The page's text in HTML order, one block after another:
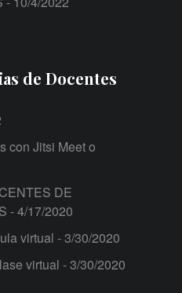
de Docentes
con Jitsi Meet o
DE
- 4/17/2020
virtual - 3/30/2020
virtual - 3/30/2020